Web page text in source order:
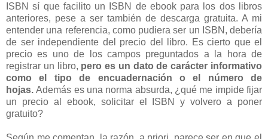
ISBN sí que facilito un ISBN de ebook para los dos libros
anteriores, pese a ser también de descarga gratuita. A mi
entender una referencia, como pudiera ser un ISBN, debería
de ser independiente del precio del libro. Es cierto que el
precio es uno de los campos preguntados a la hora de
registrar un libro, pero es un dato de carácter informativo
como el tipo de encuadernación o el número de
hojas.Además es una norma absurda, ¿qué me impide fijar
un precio al ebook, solicitar el ISBN y volvero a poner
gratuito?